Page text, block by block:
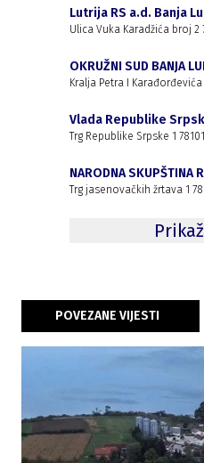
Lutrija RS a.d. Banja
Ulica Vuka Karadžića broj 2
OKRUŽNI SUD BANJA
Kralja Petra I Karađorđevića
Vlada Republike
Trg Republike Srpske 1
NARODNA SKUPŠTINA
Trg jasenovačkih žrtava 1
POVEZANE VIJESTI